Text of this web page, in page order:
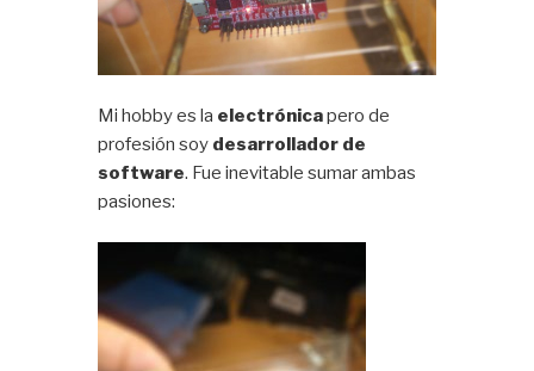
Mi hobby es la electrónicapero de
profesión soy desarrollador de
software. Fue inevitable sumar ambas
pasiones: